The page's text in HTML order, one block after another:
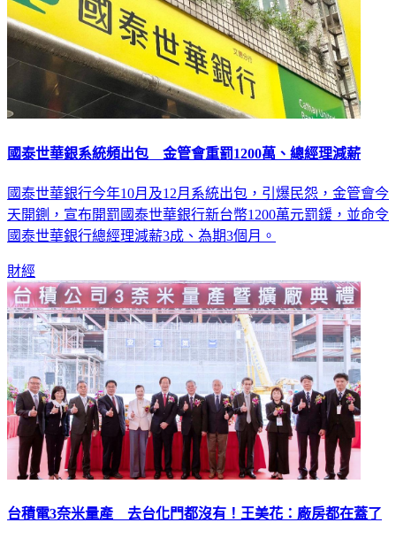
國泰世華銀系統頻出包 金管會重罰1200萬、總經理減薪
國泰世華銀行今年10月及12月系統出包，引爆民怨，金管會今
天開鍘，宣布開罰國泰世華銀行新台幣1200萬元罰鍰，並命令
國泰世華銀行總經理減薪3成、為期3個月。
財經
台積電3奈米量產 去台化門都沒有！王美花：廠房都在蓋了